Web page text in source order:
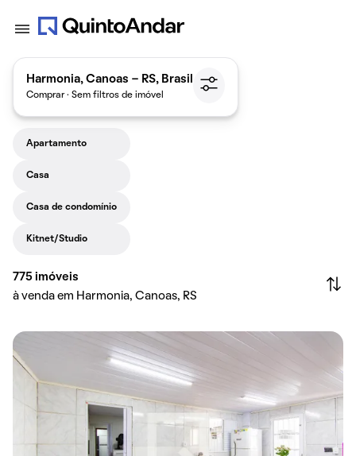
Harmonia, Canoas - RS, Brasil
Comprar · Sem filtros de imóvel
Apartamento
Casa
Casa de condomínio
Kitnet/Studio
775 imóveis
à venda em Harmonia, Canoas, RS